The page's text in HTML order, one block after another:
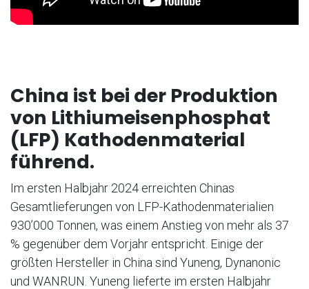
China ist bei der Produktion
von Lithiumeisenphosphat
(LFP) Kathodenmaterial
führend.
Im ersten Halbjahr 2024 erreichten Chinas
Gesamtlieferungen von LFP-Kathodenmaterialien
930’000 Tonnen, was einem Anstieg von mehr als 37
% gegenüber dem Vorjahr entspricht. Einige der
größten Hersteller in China sind Yuneng, Dynanonic
und WANRUN. Yuneng lieferte im ersten Halbjahr